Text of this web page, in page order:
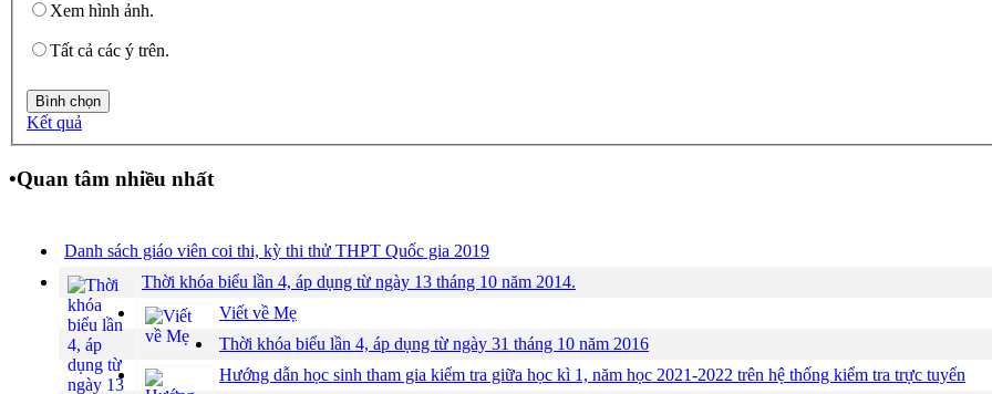
Xem hình ảnh.
Tất cả các ý trên.
Kết quả
•Quan tâm nhiều nhất
Danh sách giáo viên coi thi, kỳ thi thử THPT Quốc gia 2019
Thời khóa biểu lần 4, áp dụng từ ngày 13 tháng 10 năm 2014.
Viết về Mẹ
Thời khóa biểu lần 4, áp dụng từ ngày 31 tháng 10 năm 2016
Hướng dẫn học sinh tham gia kiểm tra giữa học kì 1, năm học 2021-2022 trên hệ thống kiểm tra trực tuyến